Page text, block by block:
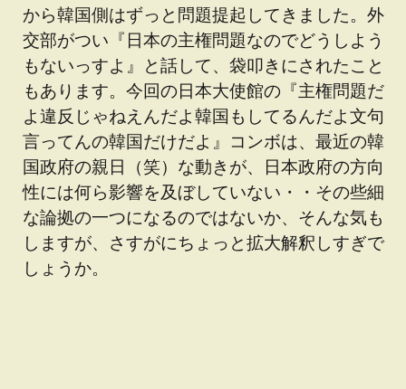
から韓国側はずっと問題提起してきました。外
交部がつい『日本の主権問題なのでどうしよう
もないっすよ』と話して、袋叩きにされたこと
もあります。今回の日本大使館の『主権問題だ
よ違反じゃねえんだよ韓国もしてるんだよ文句
言ってんの韓国だけだよ』コンボは、最近の韓
国政府の親日（笑）な動きが、日本政府の方向
性には何ら影響を及ぼしていない・・その些細
な論拠の一つになるのではないか、そんな気も
しますが、さすがにちょっと拡大解釈しすぎで
しょうか。